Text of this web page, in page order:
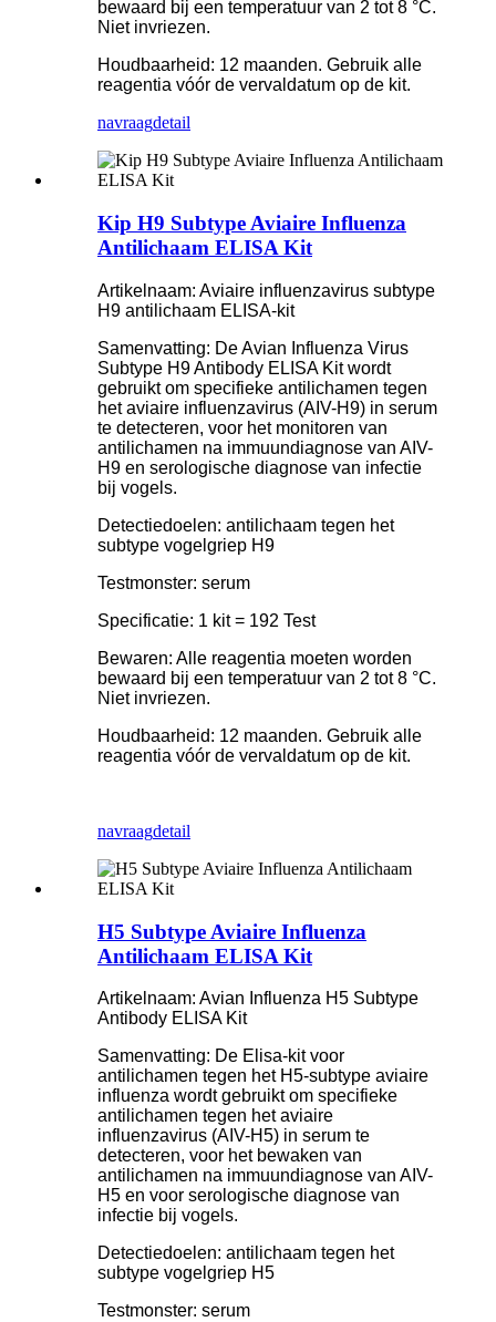
bewaard bij een temperatuur van 2 tot 8 °C.
Niet invriezen.
Houdbaarheid: 12 maanden. Gebruik alle
reagentia vóór de vervaldatum op de kit.
navraagdetail
Kip H9 Subtype Aviaire Influenza
Antilichaam ELISA Kit
Artikelnaam: Aviaire influenzavirus subtype
H9 antilichaam ELISA-kit
Samenvatting: De Avian Influenza Virus
Subtype H9 Antibody ELISA Kit wordt
gebruikt om specifieke antilichamen tegen
het aviaire influenzavirus (AIV-H9) in serum
te detecteren, voor het monitoren van
antilichamen na immuundiagnose van AIV-
H9 en serologische diagnose van infectie
bij vogels.
Detectiedoelen: antilichaam tegen het
subtype vogelgriep H9
Testmonster: serum
Specificatie: 1 kit = 192 Test
Bewaren: Alle reagentia moeten worden
bewaard bij een temperatuur van 2 tot 8 °C.
Niet invriezen.
Houdbaarheid: 12 maanden. Gebruik alle
reagentia vóór de vervaldatum op de kit.
navraagdetail
H5 Subtype Aviaire Influenza
Antilichaam ELISA Kit
Artikelnaam: Avian Influenza H5 Subtype
Antibody ELISA Kit
Samenvatting: De Elisa-kit voor
antilichamen tegen het H5-subtype aviaire
influenza wordt gebruikt om specifieke
antilichamen tegen het aviaire
influenzavirus (AIV-H5) in serum te
detecteren, voor het bewaken van
antilichamen na immuundiagnose van AIV-
H5 en voor serologische diagnose van
infectie bij vogels.
Detectiedoelen: antilichaam tegen het
subtype vogelgriep H5
Testmonster: serum